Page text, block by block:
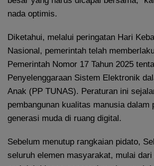
nada optimis.
Diketahui, melalui peringatan Hari
Nasional, pemerintah telah
Pemerintah Nomor 17 Tahun 2025
Penyelenggaraan Sistem Elektronik
Anak (PP TUNAS). Peraturan ini
pembangunan kualitas manusia dalam
generasi muda di ruang digital.
Sebelum menutup rangkaian pidato,
seluruh elemen masyarakat, mulai